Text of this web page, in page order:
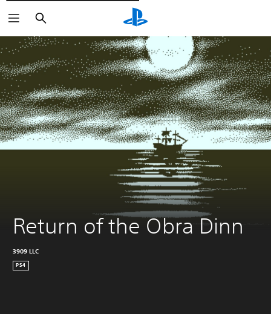
Cerca
Return of the Obra Dinn
3909 LLC
PS4